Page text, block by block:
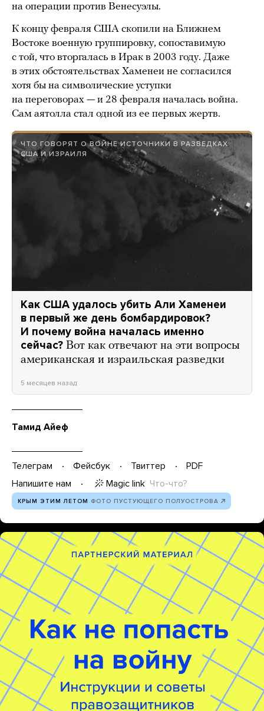
на операции против Венесуэлы.
К концу февраля США скопили на Ближнем
Востоке военную группировку, сопоставимую
с той, что вторгалась в Ирак в 2003 году. Даже
в этих обстоятельствах Хаменеи не согласился
хотя бы на символические уступки
на переговорах — и 28 февраля началась война.
Сам аятолла стал одной из ее первых жертв.
ЧТО ГОВОРЯТ О ВОЙНЕ ИСТОЧНИКИ В РАЗВЕДКАХ
США И ИЗРАИЛЯ
Как США удалось убить Али Хаменеи
в первый же день бомбардировок?
И почему война началась именно
сейчас? Вот как отвечают на эти вопросы
американская и израильская разведки
5 месяцев назад
Тамид Айеф
Телеграм Фейсбук Твиттер
PDF
Напишите нам
Magic link Что-что?
КРЫМ ЭТИМ ЛЕТОМ ФОТО ПУСТУЮЩЕГО ПОЛУОСТРОВА